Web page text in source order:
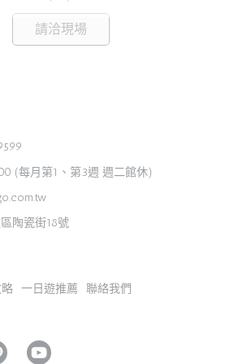
請洽現場
(每月第1、第3週 週二館休)
陶瓷街18號
一日遊推薦 聯絡我們